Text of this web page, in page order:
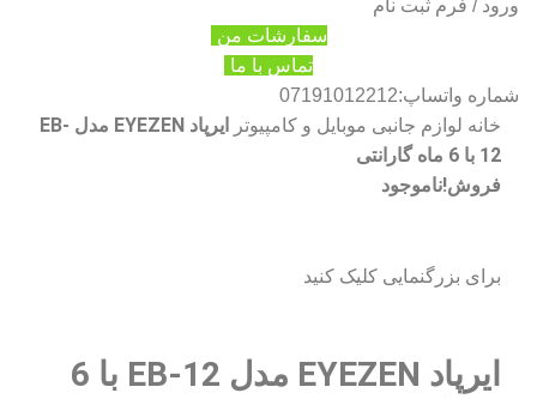
ورود / فرم ثبت نام
سفارشات من
تماس با ما
شماره واتساپ:07191012212
خانه لوازم جانبی موبایل و کامپیوتر
ایرپاد EYEZEN مدل EB-
12 با 6 ماه گارانتی
فروش!ناموجود
برای بزرگنمایی کلیک کنید
ایرپاد EYEZEN مدل EB-12 با 6